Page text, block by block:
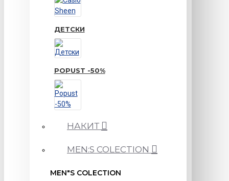
ДЕТСКИ
POPUST -50%
НАКИТ
MEN:S COLECTION
MEN"S COLECTION